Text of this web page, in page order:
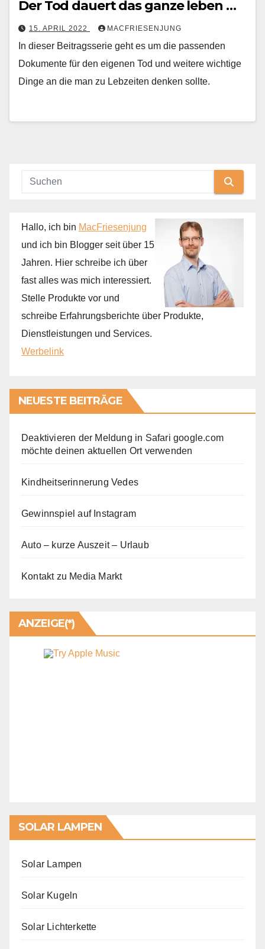
Der Tod dauert das ganze leben …
15. APRIL 2022 MACFRIESENJUNG
In dieser Beitragsserie geht es um die passenden
Dokumente für den eigenen Tod und weitere wichtige
Dinge an die man zu Lebzeiten denken sollte.
Hallo, ich bin MacFriesenjung
und ich bin Blogger seit über 15
Jahren. Hier schreibe ich über
fast alles was mich interessiert.
Stelle Produkte vor und
schreibe Erfahrungsberichte über Produkte,
Dienstleistungen und Services.
Werbelink
NEUESTE BEITRÄGE
Deaktivieren der Meldung in Safari google.com
möchte deinen aktuellen Ort verwenden
Kindheitserinnerung Vedes
Gewinnspiel auf Instagram
Auto – kurze Auszeit – Urlaub
Kontakt zu Media Markt
ANZEIGE(*)
SOLAR LAMPEN
Solar Lampen
Solar Kugeln
Solar Lichterkette